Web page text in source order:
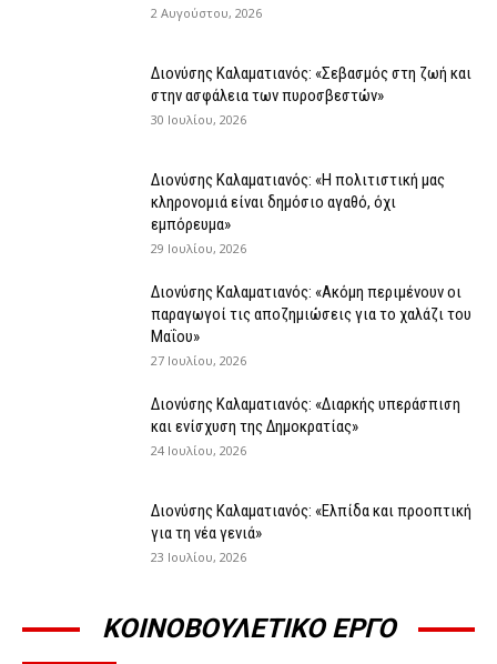
2 Αυγούστου, 2026
Διονύσης Καλαματιανός: «Σεβασμός στη ζωή και
στην ασφάλεια των πυροσβεστών»
30 Ιουλίου, 2026
Διονύσης Καλαματιανός: «Η πολιτιστική μας
κληρονομιά είναι δημόσιο αγαθό, όχι
εμπόρευμα»
29 Ιουλίου, 2026
Διονύσης Καλαματιανός: «Ακόμη περιμένουν οι
παραγωγοί τις αποζημιώσεις για το χαλάζι του
Μαΐου»
27 Ιουλίου, 2026
Διονύσης Καλαματιανός: «Διαρκής υπεράσπιση
και ενίσχυση της Δημοκρατίας»
24 Ιουλίου, 2026
Διονύσης Καλαματιανός: «Ελπίδα και προοπτική
για τη νέα γενιά»
23 Ιουλίου, 2026
ΚΟΙΝΟΒΟΥΛΕΤΙΚΟ ΕΡΓΟ